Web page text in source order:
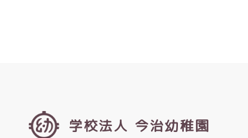
学校法人 今治幼稚園